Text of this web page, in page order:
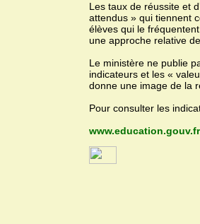
Les taux de réussite et
attendus » qui tiennent
élèves qui le
une approche relative
Le ministère ne publie
indicateurs et les «
donne une image de la
Pour consulter les